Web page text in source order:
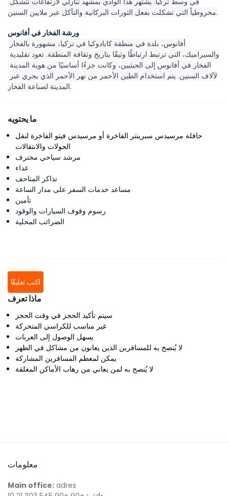
مخروطياً التي تشكلت بفعل الثورات البركانية والتآكل عبر ملايين السنين.
ورشة الفخار في أفانوس
المدينة لصناعة الفخار.
ما يحتويه
حافلة مرسيدس سبرينتر الفاخرة أو مرسيدس فيتو الفاخرة لنقل
الجولات والانتقالات
مرشد سياحي محترف
غداء
تذاكر المتاحف
مساعد خدمات السفر على مدار الساعة
تأمين
رسوم وقوف السيارات والوقود
الضرائب المحلية
اكتب تعليقًا
ماذا تعرف
سيتم تأكيد الحجز في وقت الحجز
غير مناسب للكراسي المتحركة
يسهل الوصول إلى العربات
لا يُنصح به للمسافرين الذين يعانون من مشاكل في الظهر
يمكن لمعظم المسافرين المشاركة
لا يُنصح به لمن يعاني من رهاب الأماكن المغلقة
معلومات
Main office: adres